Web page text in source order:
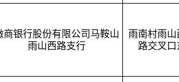
商银行股份有限公司马鞍山
雨山西路支行
雨南村雨
路交叉口